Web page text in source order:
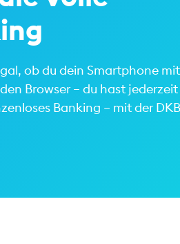
ob du dein Smartphone
Browser – du hast
Banking – mit der